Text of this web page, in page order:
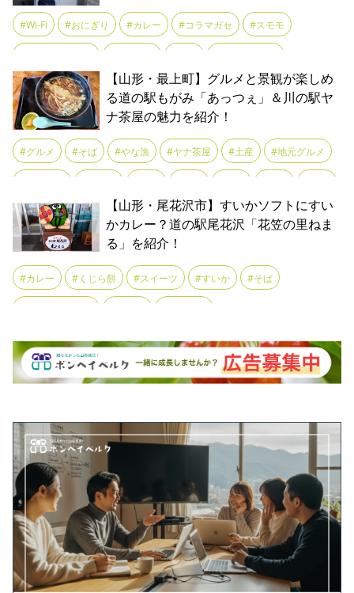
#庄内豚 #村山市 #板そば #梅ソーダ #水出しコーヒー
#特産品 #直売コーナー #米沢豚 #蔵王牛コロッケ
#道の駅 #郷土料理 #醤油ラーメン #長距離ドライブ
#陽夏妃 #青梅 #鳥中華
#山菜 #水もち #特産品 #登録有形文化財 #観光
#鉄道ファン #鉄道むすめ #長井ダム #鮎貝りんご
#Wi‑Fi #おにぎり #カレー #コラマガセ #スモモ
#ファミリー #ぷくちゃん #ベーカリー #やまべ牛乳
#ラーメン #ラフランス #ランチ #リニューアルオープン
#ワイン #休憩所 #公園 #味噌 #国道287号線沿い #土産
#大型駐車場 #大江町 #子連れ #定食 #小鵜飼舟 #散歩
#散策 #新鮮 #最上川舟唄 #果物 #温泉 #無料wifi
#焼きたてパン #特産品 #直売
#観光 #農産 #農産物 #道の駅 #道の駅おおえ
【山形・最上町】グルメと景観が楽しめ
る道の駅もがみ「あっつぇ」＆川の駅ヤ
ナ茶屋の魅力を紹介！
#グルメ #そば #やな漁 #ヤナ茶屋 #土産 #地元グルメ
#道の駅 #鮎 #鮎漁
【山形・尾花沢市】すいかソフトにすい
かカレー？道の駅尾花沢「花笠の里ねま
る」を紹介！
#カレー #くじら餅 #スイーツ #すいか #そば
#ラーメン好きと繋がりたい #ランチ #土産 #尾花沢すいか
#花笠 #農産物 #道の駅